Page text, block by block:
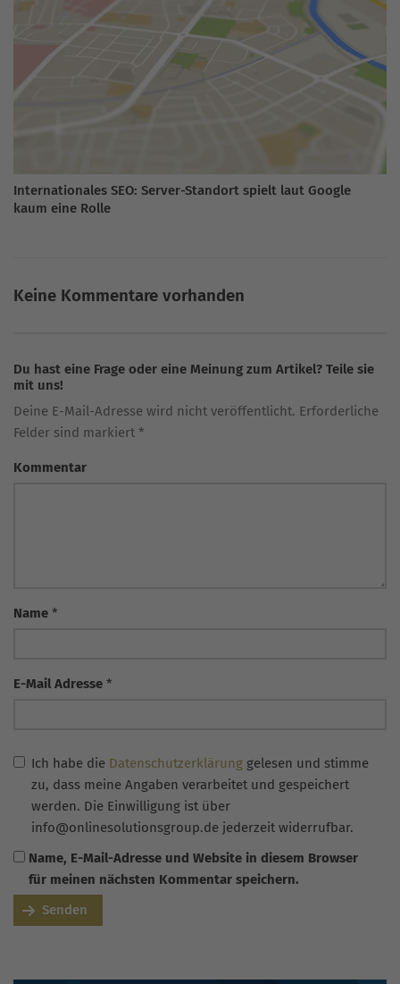
Internationales SEO: Server-Standort spielt laut Google
kaum eine Rolle
Keine Kommentare vorhanden
Du hast eine Frage oder eine Meinung zum Artikel? Teile sie
mit uns!
Deine E-Mail-Adresse wird nicht veröffentlicht. Erforderliche
Felder sind markiert *
Kommentar
Name *
E-Mail Adresse *
Ich habe die Datenschutzerklärung gelesen und stimme
zu, dass meine Angaben verarbeitet und gespeichert
werden. Die Einwilligung ist über
info@onlinesolutionsgroup.de jederzeit widerrufbar.
Name, E-Mail-Adresse und Website in diesem Browser
für meinen nächsten Kommentar speichern.
Senden